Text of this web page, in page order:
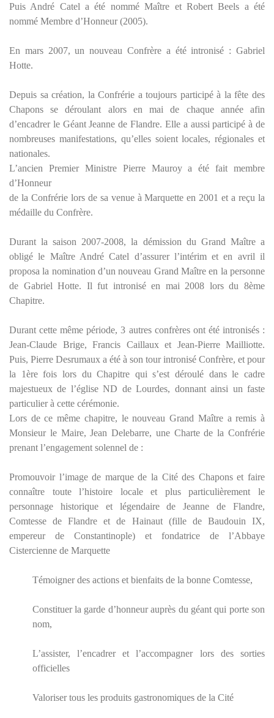
Puis André Catel a été nommé Maître et Robert Beels a été
nommé Membre d’Honneur (2005).
En mars 2007, un nouveau Confrère a été intronisé : Gabriel
Hotte.
Depuis sa création, la Confrérie a toujours participé à la fête des
Chapons se déroulant alors en mai de chaque année afin
d’encadrer le Géant Jeanne de Flandre. Elle a aussi participé à de
nombreuses manifestations, qu’elles soient locales, régionales et
nationales.
L’ancien Premier Ministre Pierre Mauroy a été fait membre
d’Honneur
de la Confrérie lors de sa venue à Marquette en 2001 et a reçu la
médaille du Confrère.
Durant la saison 2007-2008, la démission du Grand Maître a
obligé le Maître André Catel d’assurer l’intérim et en avril il
proposa la nomination d’un nouveau Grand Maître en la personne
de Gabriel Hotte. Il fut intronisé en mai 2008 lors du 8ème
Chapitre.
Durant cette même période, 3 autres confrères ont été intronisés :
Jean-Claude Brige, Francis Caillaux et Jean-Pierre Mailliotte.
Puis, Pierre Desrumaux a été à son tour intronisé Confrère, et pour
la 1ère fois lors du Chapitre qui s’est déroulé dans le cadre
majestueux de l’église ND de Lourdes, donnant ainsi un faste
particulier à cette cérémonie.
Lors de ce même chapitre, le nouveau Grand Maître a remis à
Monsieur le Maire, Jean Delebarre, une Charte de la Confrérie
prenant l’engagement solennel de :
Promouvoir l’image de marque de la Cité des Chapons et faire
connaître toute l’histoire locale et plus particulièrement le
personnage historique et légendaire de Jeanne de Flandre,
Comtesse de Flandre et de Hainaut (fille de Baudouin IX,
empereur de Constantinople) et fondatrice de l’Abbaye
Cistercienne de Marquette
Témoigner des actions et bienfaits de la bonne Comtesse,
Constituer la garde d’honneur auprès du géant qui porte son
nom,
L’assister, l’encadrer et l’accompagner lors des sorties
officielles
Valoriser tous les produits gastronomiques de la Cité